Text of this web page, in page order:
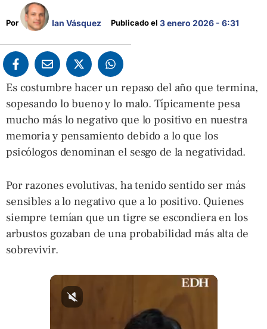
Por Ian Vásquez Publicado el 3 enero 2026 - 6:31
Es costumbre hacer un repaso del año que termina,
sopesando lo bueno y lo malo. Típicamente pesa
mucho más lo negativo que lo positivo en nuestra
memoria y pensamiento debido a lo que los
psicólogos denominan el sesgo de la negatividad.
Por razones evolutivas, ha tenido sentido ser más
sensibles a lo negativo que a lo positivo. Quienes
siempre temían que un tigre se escondiera en los
arbustos gozaban de una probabilidad más alta de
sobrevivir.